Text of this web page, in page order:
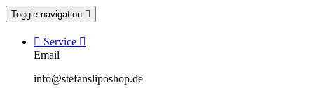
Toggle navigation 
 Service 
Email
info@stefansliposhop.de